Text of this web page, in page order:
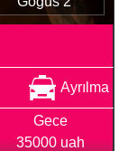
Ayrılma
Gece
35000 uah